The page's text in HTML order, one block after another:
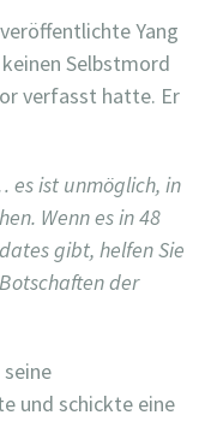
Yang
Selbstmord
verfasst hatte. Er
es ist unmöglich, in
Wenn es in 48
gibt, helfen Sie
der
und schickte eine